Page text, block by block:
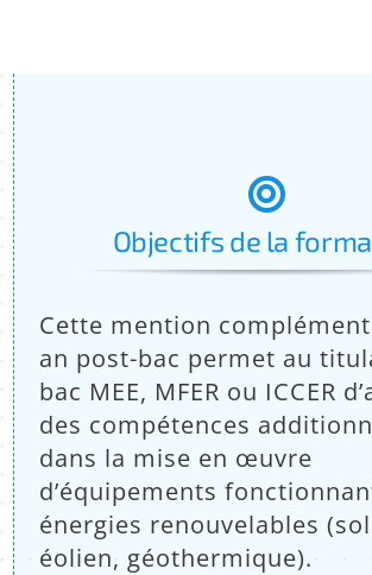
Objectifs de la
Cette mention
an post-bac permet au
bac MEE, MFER ou ICCER
des compétences
dans la mise en œuvre
d’équipements
énergies renouvelables
éolien, géothermique).